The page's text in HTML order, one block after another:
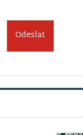
Odeslat